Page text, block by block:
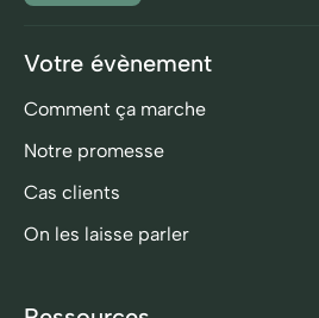
Votre évènement
Comment ça marche
Notre promesse
Cas clients
On les laisse parler